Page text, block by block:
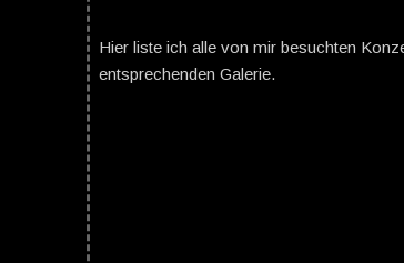
Hier liste ich alle von mir besuchten
entsprechenden Galerie.